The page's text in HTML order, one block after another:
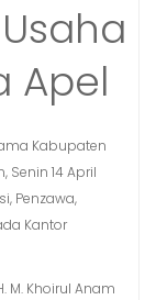
Apel
Kabupaten
14 April
Penzawa,
Kantor
M. Khoirul Anam